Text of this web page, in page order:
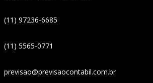
(11) 97236-6685
(11) 5565-0771
previsao@previsaocontabil.com.br